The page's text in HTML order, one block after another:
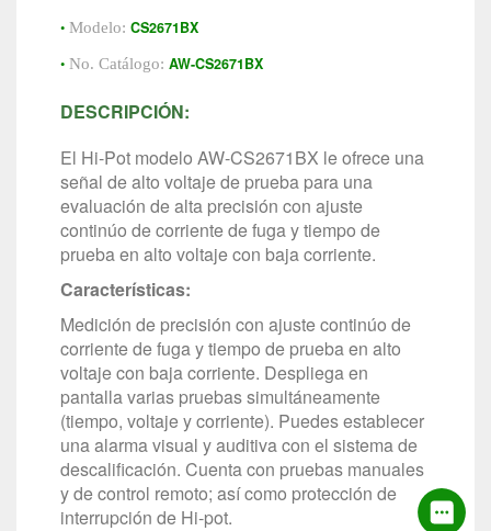
• Modelo: CS2671BX
• No. Catálogo: AW-CS2671BX
DESCRIPCIÓN:
El Hi-Pot modelo AW-CS2671BX le ofrece una
señal de alto voltaje de prueba para una
evaluación de alta precisión con ajuste
continúo de corriente de fuga y tiempo de
prueba en alto voltaje con baja corriente.
Características:
Medición de precisión con ajuste continúo de
corriente de fuga y tiempo de prueba en alto
voltaje con baja corriente. Despliega en
pantalla varias pruebas simultáneamente
(tiempo, voltaje y corriente). Puedes establecer
una alarma visual y auditiva con el sistema de
descalificación. Cuenta con pruebas manuales
y de control remoto; así como protección de
interrupción de Hi-pot.